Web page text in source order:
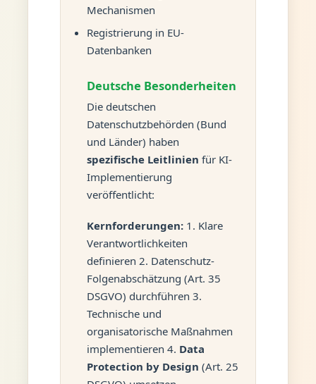
Mechanismen
Registrierung in EU-
Datenbanken
Deutsche Besonderheiten
Die deutschen
Datenschutzbehörden (Bund
und Länder) haben
spezifische Leitlinien für KI-
Implementierung
veröffentlicht:
Kernforderungen: 1. Klare
Verantwortlichkeiten
definieren 2. Datenschutz-
Folgenabschätzung (Art. 35
DSGVO) durchführen 3.
Technische und
organisatorische Maßnahmen
implementieren 4. Data
Protection by Design (Art. 25